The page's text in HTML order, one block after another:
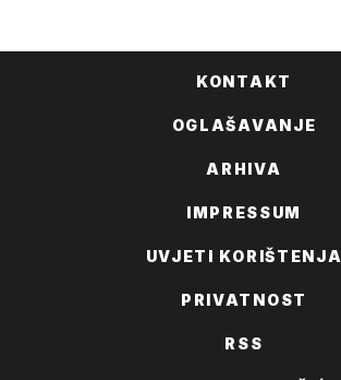
KONTAKT
OGLAŠAVANJE
ARHIVA
IMPRESSUM
UVJETI KORIŠTENJA
PRIVATNOST
RSS